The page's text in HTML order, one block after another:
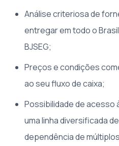
Análise criteriosa de
entregar em todo o
BJSEG;
Preços e condições
ao seu fluxo de caixa;
Possibilidade de acesso
uma linha diversificada
dependência de